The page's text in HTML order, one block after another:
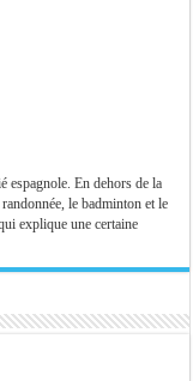
espagnole. En dehors de la
le badminton et le
explique une certaine